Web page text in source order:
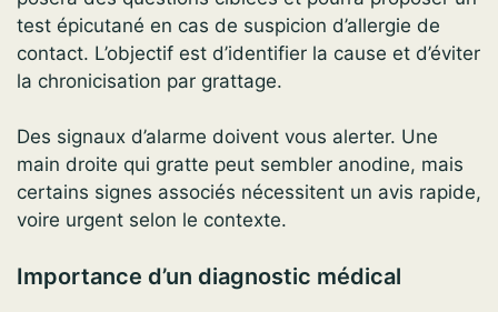
test épicutané en cas de suspicion d’allergie de
contact. L’objectif est d’identifier la cause et d’éviter
la chronicisation par grattage.
Des signaux d’alarme doivent vous alerter. Une
main droite qui gratte peut sembler anodine, mais
certains signes associés nécessitent un avis rapide,
voire urgent selon le contexte.
Importance d’un diagnostic médical